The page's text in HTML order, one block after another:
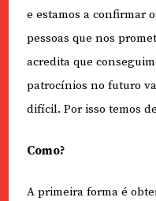
e estamos a confirmar
pessoas que nos
acredita que
patrocínios no futuro
difícil. Por isso temos
Como?
A primeira forma é